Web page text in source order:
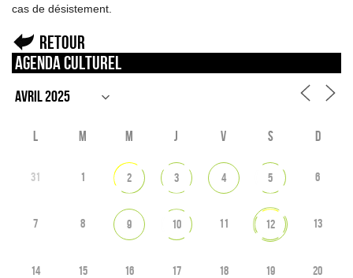
cas de désistement.
Retour
Agenda culturel
L M M J V S D
31 1 2 3 4 5 6
7 8 9 10 11 12 13
14 15 16 17 18 19 20